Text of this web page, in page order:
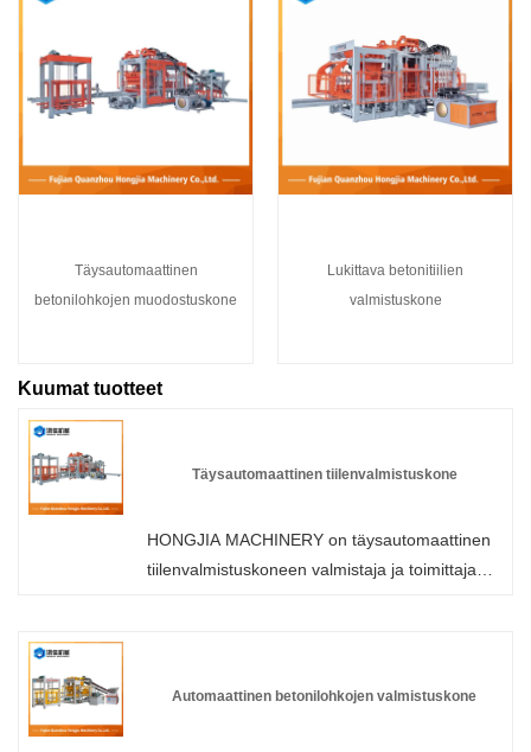
Täysautomaattinen
betonilohkojen muodostuskone
Lukittava betonitiilien
valmistuskone
Kuumat tuotteet
Täysautomaattinen tiilenvalmistuskone
HONGJIA MACHINERY on täysautomaattinen
tiilenvalmistuskoneen valmistaja ja toimittaja
sinulle.
Automaattinen betonilohkojen valmistuskone